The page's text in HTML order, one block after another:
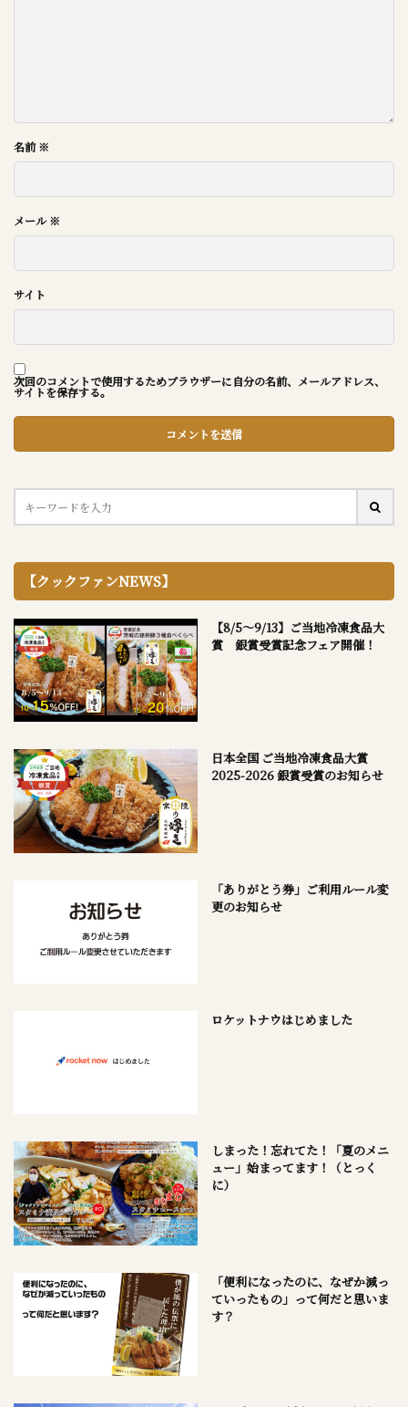
名前※
メール※
サイト
次回のコメントで使用するためブラウザーに自分の名前、メールアドレス、
サイトを保存する。
【クックファンNEWS】
【8/5～9/13】ご当地冷凍食品大
賞 銀賞受賞記念フェア開催！
日本全国 ご当地冷凍食品大賞
2025-2026 銀賞受賞のお知らせ
「ありがとう券」ご利用ルール変
更のお知らせ
ロケットナウはじめました
しまった！忘れてた！「夏のメニ
ュー」始まってます！（とっく
に）
「便利になったのに、なぜか減っ
ていったもの」って何だと思いま
す？